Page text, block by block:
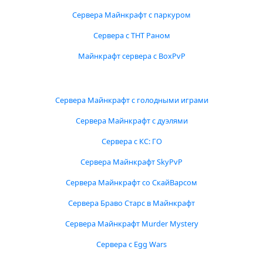
Сервера Майнкрафт с паркуром
Сервера с ТНТ Раном
Майнкрафт сервера с BoxPvP
Сервера Майнкрафт с голодными играми
Сервера Майнкрафт с дуэлями
Сервера с КС: ГО
Сервера Майнкрафт SkyPvP
Сервера Майнкрафт со СкайВарсом
Сервера Браво Старс в Майнкрафт
Сервера Майнкрафт Murder Mystery
Сервера с Egg Wars